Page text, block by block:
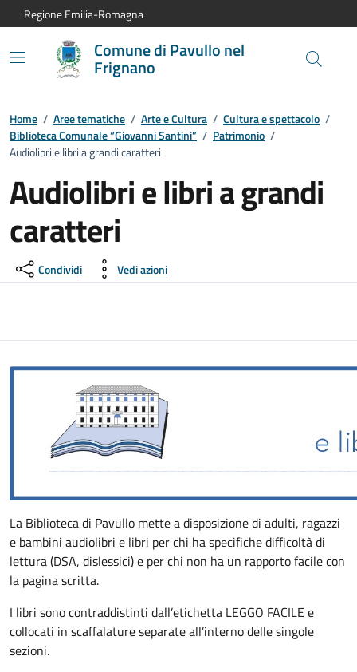
Vai al contenuto principale
Vai alla navigazione del sito
Vai al piede di pagina
Regione Emilia-Romagna
Comune di Pavullo nel
Frignano
Home / Aree tematiche / Arte e Cultura / Cultura e spettacolo /
Biblioteca Comunale “Giovanni Santini” / Patrimonio /
Audiolibri e libri a grandi caratteri
Audiolibri e libri a grandi
caratteri
Condividi Vedi azioni
La Biblioteca di Pavullo mette a disposizione di adulti, ragazzi
e bambini audiolibri e libri per chi ha specifiche difficoltà di
lettura (DSA, dislessici) e per chi non ha un rapporto facile con
la pagina scritta.
I libri sono contraddistinti dall’etichetta LEGGO FACILE e
collocati in scaffalature separate all’interno delle singole
sezioni.